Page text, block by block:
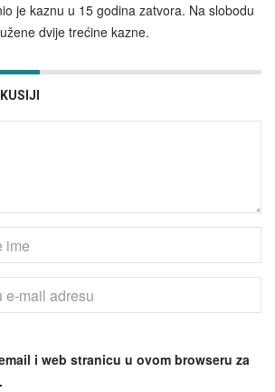
je kaznu u 15 godina zatvora. Na slobodu
dvije trećine kazne.
i web stranicu u ovom browseru za